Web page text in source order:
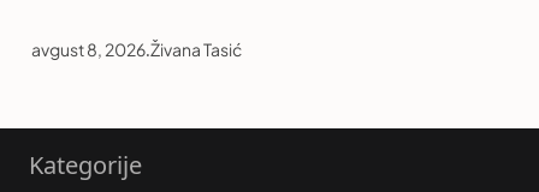
avgust 8, 2026.Živana Tasić
Kategorije